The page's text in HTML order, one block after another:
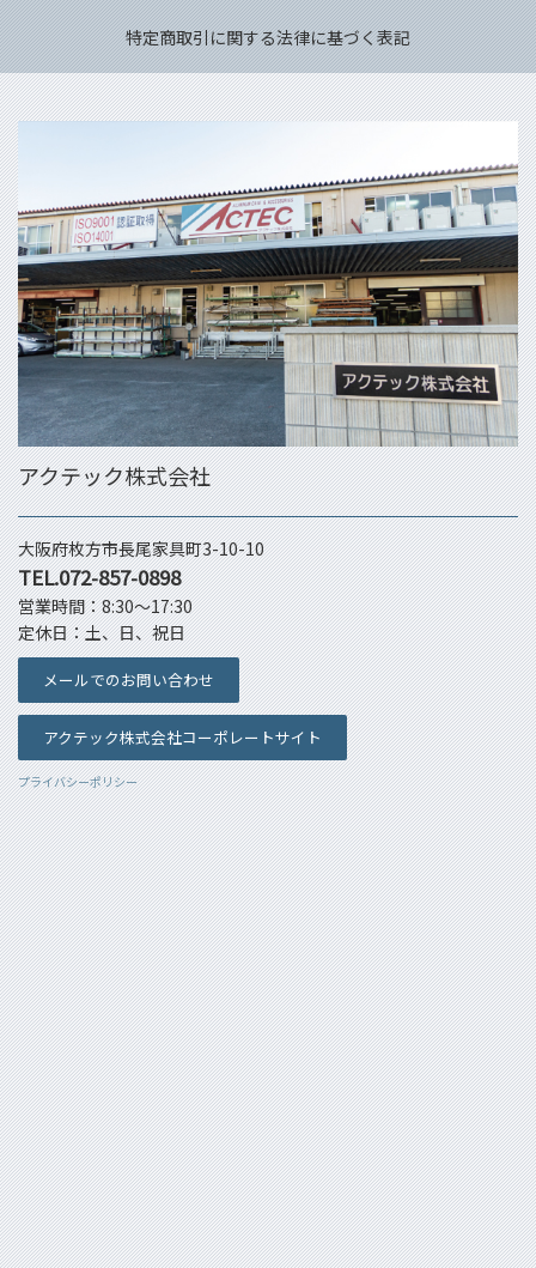
特定商取引に関する法律に基づく表記
アクテック株式会社
大阪府枚方市長尾家具町3-10-10
TEL.072-857-0898
営業時間：8:30～17:30
定休日：土、日、祝日
メールでのお問い合わせ
アクテック株式会社コーポレートサイト
プライバシーポリシー